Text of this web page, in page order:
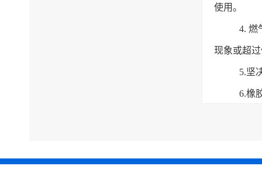
使用。
4. 燃
现象或超
5.坚
6.橡